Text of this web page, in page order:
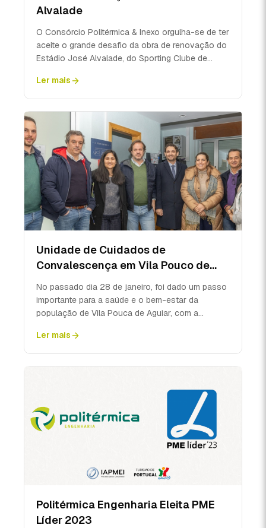
Alvalade
O Consórcio Politérmica & Inexo orgulha-se de ter
aceite o grande desafio da obra de renovação do
Estádio José Alvalade, do Sporting Clube de
Ler mais
Unidade de Cuidados de
Convalescença em Vila Pouco de
Aguiar
No passado dia 28 de janeiro, foi dado um passo
importante para a saúde e o bem-estar da
população de Vila Pouca de Aguiar, com a
Ler mais
Politérmica Engenharia Eleita PME
Líder 2023